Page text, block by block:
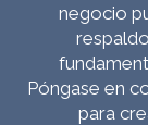
negocio
Póngase en
para